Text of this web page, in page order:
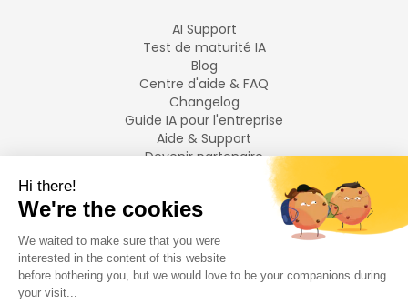
AI Support
Test de maturité IA
Blog
Centre d'aide & FAQ
Changelog
Guide IA pour l'entreprise
Aide & Support
Devenir partenaire
LANGUES
Français
English